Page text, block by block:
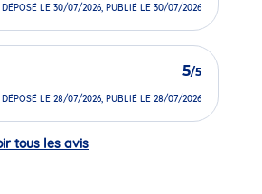
DÉPOSÉ LE 30/07/2026, PUBLIÉ LE 30/07/2026
5/5
DÉPOSÉ LE 28/07/2026, PUBLIÉ LE 28/07/2026
tous les avis